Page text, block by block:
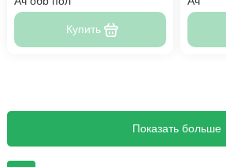
Купить
Показать больше